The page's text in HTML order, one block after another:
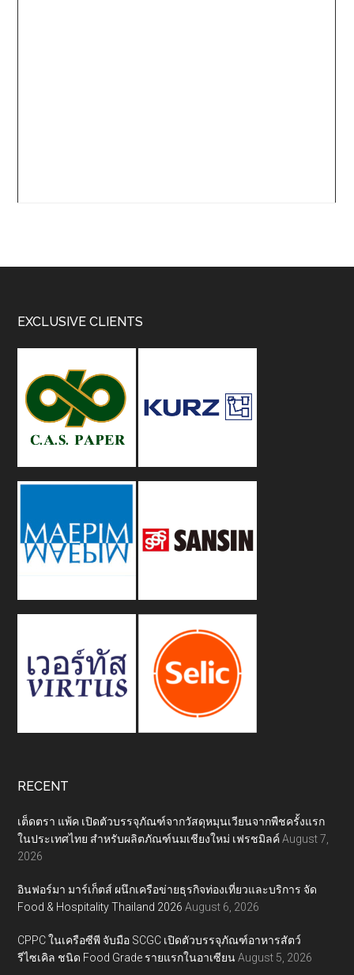
Footer
EXCLUSIVE CLIENTS
RECENT
เต็ดตรา แพ้ค เปิดตัวบรรจุภัณฑ์จากวัสดุหมุนเวียนจากพืชครั้งแรก
ในประเทศไทย สำหรับผลิตภัณฑ์นมเชียงใหม่ เฟรชมิลค์ August 7,
2026
อินฟอร์มา มาร์เก็ตส์ ผนึกเครือข่ายธุรกิจท่องเที่ยวและบริการ จัด
Food & Hospitality Thailand 2026 August 6, 2026
CPPC ในเครือซีพี จับมือ SCGC เปิดตัวบรรจุภัณฑ์อาหารสัตว์
รีไซเคิล ชนิด Food Grade รายแรกในอาเซียน August 5, 2026